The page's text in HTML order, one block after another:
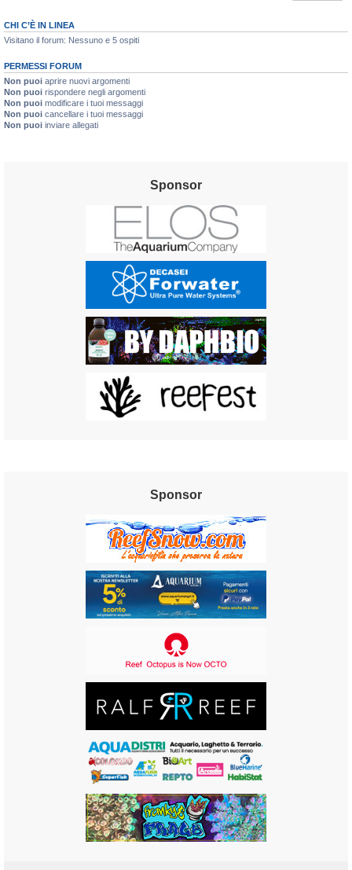
CHI C’È IN LINEA
Visitano il forum: Nessuno e 5 ospiti
PERMESSI FORUM
Non puoi aprire nuovi argomenti
Non puoi rispondere negli argomenti
Non puoi modificare i tuoi messaggi
Non puoi cancellare i tuoi messaggi
Non puoi inviare allegati
Sponsor
Sponsor